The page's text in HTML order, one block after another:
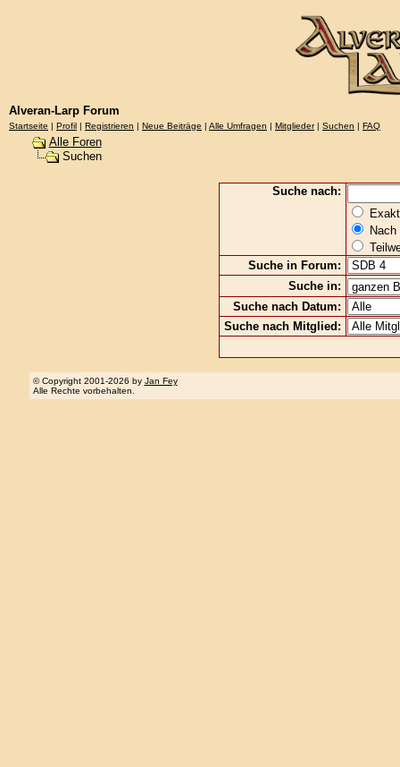
Alveran-Larp Forum
Startseite | Profil | Registrieren | Neue Beiträge | Alle Umfragen | Mitglieder| Suchen | FAQ
Alle Foren
Suchen
Suche nach:
Suche in Forum:
Suche in:
Suche nach Datum:
Suche nach Mitglied:
© Copyright 2001-2026 by Jan Fey
Alle Rechte vorbehalten.